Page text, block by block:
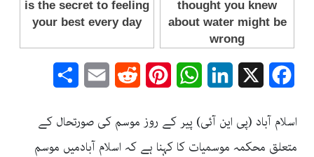
Facebook
LinkedIn
WhatsApp
Pinterest
Reddit
Email
اسلام آباد (پی این آئی) پیر کے روز موسم کی صورتحال کے
متعلق محکمہ موسمیات کا کہنا ہے کہ اسلام آبادمیں موسم